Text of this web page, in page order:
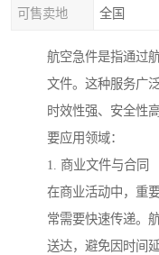
可售卖地 全国
航空急件是指通过
文件。这种服务广
时效性强、安全性
要应用领域：
1. 商业文件与合同
在商业活动中，重
常需要快速传递。
送达，避免因时间